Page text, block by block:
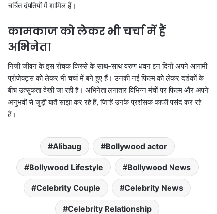
चर्चित दंपतियों में शामिल हैं।
कामकाज को लेकर भी चर्चा में हैं
अभिनेता
निजी जीवन के इस रोचक किस्से के साथ-साथ वरुण धवन इन दिनों अपने आगामी
प्रोजेक्ट्स को लेकर भी चर्चा में बने हुए हैं। उनकी नई फिल्म को लेकर दर्शकों के
बीच उत्सुकता देखी जा रही है। अभिनेता लगातार विभिन्न मंचों पर फिल्म और अपने
अनुभवों से जुड़ी बातें साझा कर रहे हैं, जिन्हें उनके प्रशंसक काफी पसंद कर रहे
हैं।
Alibaug Bollywood actor
Bollywood Lifestyle Bollywood News
Celebrity Couple Celebrity News
Celebrity Relationship